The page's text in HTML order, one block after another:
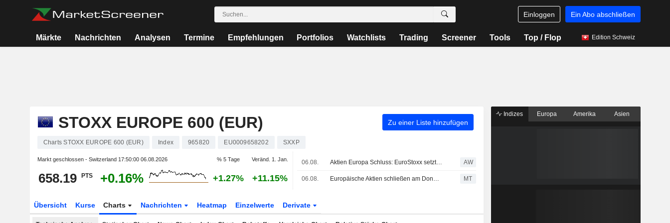
Einloggen Ein Abo abschließen
Märkte Nachrichten Analysen Termine Empfehlungen Portfolios Watchlists Trading Screener Tools Top / Flop Edition Schweiz
STOXX EUROPE 600 (EUR) Zu einer Liste hinzufügen
Charts STOXX EUROPE 600 (EUR) Index 965820 EU0009658202 SXXP
Markt geschlossen - Switzerland 17:50:00 06.08.2026 % 5 Tage Veränd. 1. Jan.
658.19 PTS +0.16% +1.27% +11.15%
06.08. Aktien Europa Schluss: EuroStoxx setzt Rekordlauf fort - Nahost-Hoffnung AW
06.08. Europäische Aktien schließen am Donnerstag uneinheitlich, Anleger beobachten Gespräche über Iran-Deal MT
Übersicht Kurse Charts Nachrichten Heatmap Einzelwerte Derivate
Indizes Europa Amerika Asien